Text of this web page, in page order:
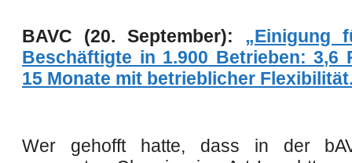
BAVC (20. September): „Einigung
Beschäftigte in 1.900 Betrieben: 3,6
15 Monate mit betrieblicher
Wer gehofft hatte, dass in der